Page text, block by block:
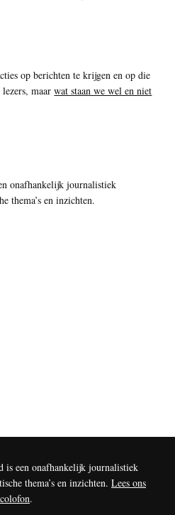
op berichten te krijgen en op die
lezers, maarwat staan we wel en niet
onafhankelijk journalistiek
thema’s en inzichten.
is een onafhankelijk journalistiek
thema’s en inzichten. Lees ons
colofon.